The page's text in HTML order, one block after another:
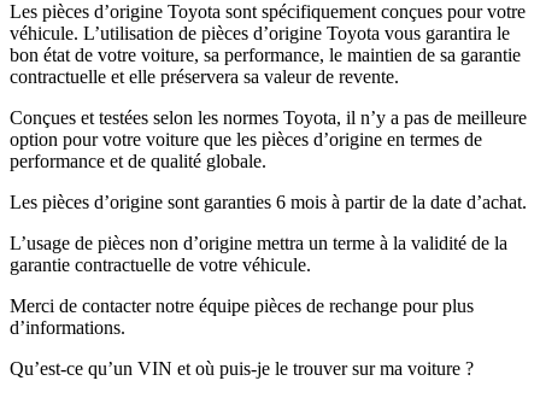
Les pièces d’origine Toyota sont spécifiquement conçues pour votre
véhicule. L’utilisation de pièces d’origine Toyota vous garantira le
bon état de votre voiture, sa performance, le maintien de sa garantie
contractuelle et elle préservera sa valeur de revente.
Conçues et testées selon les normes Toyota, il n’y a pas de meilleure
option pour votre voiture que les pièces d’origine en termes de
performance et de qualité globale.
Les pièces d’origine sont garanties 6 mois à partir de la date d’achat.
L’usage de pièces non d’origine mettra un terme à la validité de la
garantie contractuelle de votre véhicule.
Merci de contacter notre équipe pièces de rechange pour plus
d’informations.
Qu’est-ce qu’un VIN et où puis-je le trouver sur ma voiture ?